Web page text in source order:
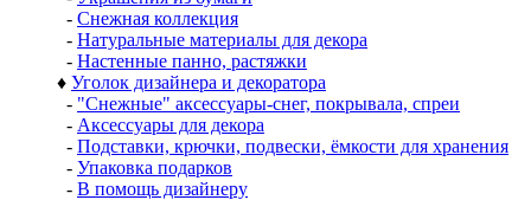
- Снежная коллекция
- Натуральные материалы для декора
- Настенные панно, растяжки
♦ Уголок дизайнера и декоратора
- "Снежные" аксессуары-снег, покрывала, спреи
- Аксессуары для декора
- Подставки, крючки, подвески, ёмкости для хранения
- Упаковка подарков
- В помощь дизайнеру